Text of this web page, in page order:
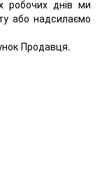
робочих днів ми
або надсилаємо
Продавця.